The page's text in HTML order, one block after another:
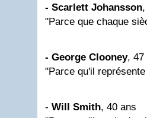
- Scarlett Johansson
"Parce que chaque
- George Clooney, 47
"Parce qu'il
- Will Smith, 40 ans